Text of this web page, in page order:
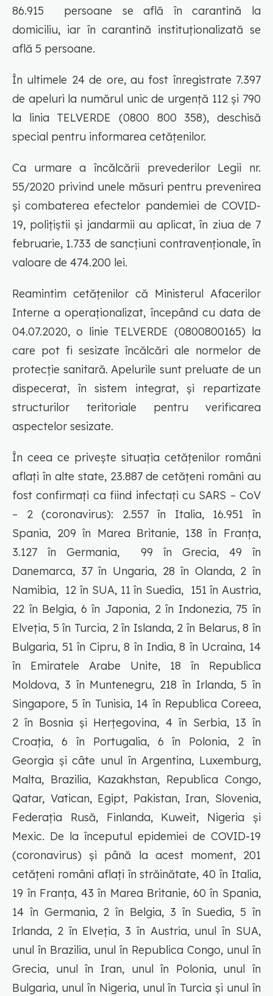
86.915 persoane se află în carantină la
domiciliu, iar în carantină instituționalizată se
află 5 persoane.
În ultimele 24 de ore, au fost înregistrate 7.397
de apeluri la numărul unic de urgență 112 și 790
la linia TELVERDE (0800 800 358), deschisă
special pentru informarea cetățenilor.
Ca urmare a încălcării prevederilor Legii nr.
55/2020 privind unele măsuri pentru prevenirea
și combaterea efectelor pandemiei de COVID-
19, polițiștii și jandarmii au aplicat, în ziua de 7
februarie, 1.733 de sancțiuni contravenționale, în
valoare de 474.200 lei.
Reamintim cetățenilor că Ministerul Afacerilor
Interne a operaționalizat, începând cu data de
04.07.2020, o linie TELVERDE (0800800165) la
care pot fi sesizate încălcări ale normelor de
protecție sanitară. Apelurile sunt preluate de un
dispecerat, în sistem integrat, și repartizate
structurilor teritoriale pentru verificarea
aspectelor sesizate.
În ceea ce privește situația cetățenilor români
aflați în alte state, 23.887 de cetățeni români au
fost confirmați ca fiind infectați cu SARS – CoV
– 2 (coronavirus): 2.557 în Italia, 16.951 în
Spania, 209 în Marea Britanie, 138 în Franța,
3.127 în Germania, 99 în Grecia, 49 în
Danemarca, 37 în Ungaria, 28 în Olanda, 2 în
Namibia, 12 în SUA, 11 în Suedia, 151 în Austria,
22 în Belgia, 6 în Japonia, 2 în Indonezia, 75 în
Elveția, 5 în Turcia, 2 în Islanda, 2 în Belarus, 8 în
Bulgaria, 51 în Cipru, 8 în India, 8 în Ucraina, 14
în Emiratele Arabe Unite, 18 în Republica
Moldova, 3 în Muntenegru, 218 în Irlanda, 5 în
Singapore, 5 în Tunisia, 14 în Republica Coreea,
2 în Bosnia și Herțegovina, 4 în Serbia, 13 în
Croația, 6 în Portugalia, 6 în Polonia, 2 în
Georgia și câte unul în Argentina, Luxemburg,
Malta, Brazilia, Kazakhstan, Republica Congo,
Qatar, Vatican, Egipt, Pakistan, Iran, Slovenia,
Federația Rusă, Finlanda, Kuweit, Nigeria și
Mexic. De la începutul epidemiei de COVID-19
(coronavirus) și până la acest moment, 201
cetățeni români aflați în străinătate, 40 în Italia,
19 în Franța, 43 în Marea Britanie, 60 în Spania,
14 în Germania, 2 în Belgia, 3 în Suedia, 5 în
Irlanda, 2 în Elveția, 3 în Austria, unul în SUA,
unul în Brazilia, unul în Republica Congo, unul în
Grecia, unul în Iran, unul în Polonia, unul în
Bulgaria, unul în Nigeria, unul în Turcia și unul în